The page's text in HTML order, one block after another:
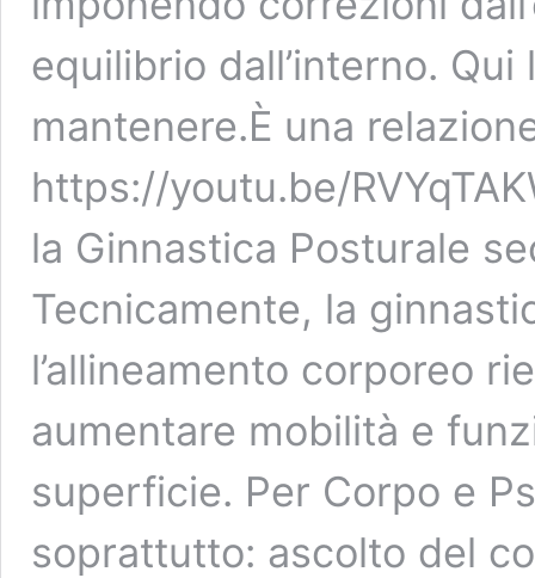
equilibrio dall’interno.
mantenere.È una
https://youtu.be/
la Ginnastica Posturale
Tecnicamente, la
l’allineamento corporeo
aumentare mobilità e
superficie. Per Corpo e
soprattutto: ascolto del